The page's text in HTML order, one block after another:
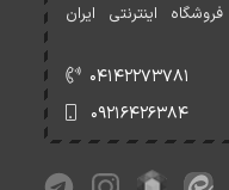
اینترنتی ایران
۰۴۱۴۲۲۷۳۷۸۱
۰۹۲۱۶۴۲۶۳۸۴